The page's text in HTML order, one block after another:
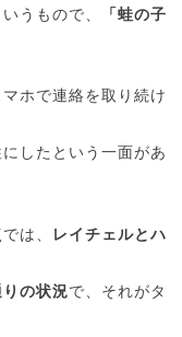
いうもので、
「蛙の子
ホで連絡を取り続け
したという一面があ
は、
レイチェルとハ
りの状況で、それがタ